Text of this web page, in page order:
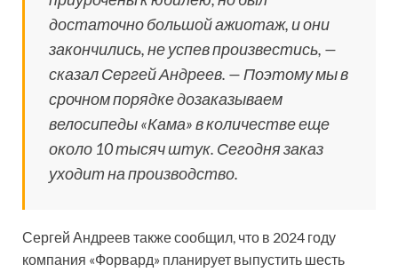
достаточно большой ажиотаж, и они
закончились, не успев произвестись, —
сказал Сергей Андреев. — Поэтому мы в
срочном порядке дозаказываем
велосипеды «Кама» в количестве еще
около 10 тысяч штук. Сегодня заказ
уходит на производство.
Сергей Андреев также сообщил, что в 2024 году
компания «Форвард» планирует выпустить шесть